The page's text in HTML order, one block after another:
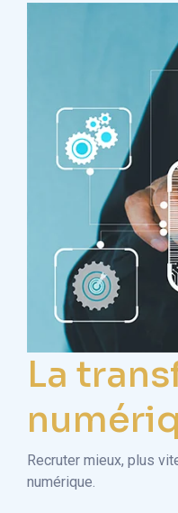
La
Recruter mieux, plus
numérique.